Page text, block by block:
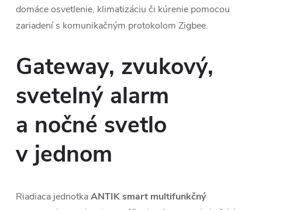
domáce osvetlenie, klimatizáciu či kúrenie pomocou
zariadení s komunikačným protokolom Zigbee.
Gateway, zvukový,
svetelný alarm
a nočné svetlo
v jednom
Riadiaca jednotkaANTIK smart multifunkčný